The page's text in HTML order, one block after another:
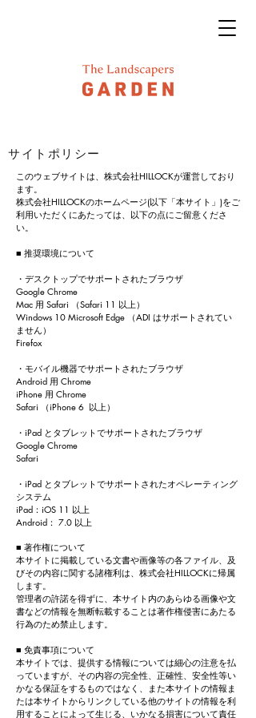
サイトポリシー
このウェブサイトは、株式会社HILLOCKが運営しており
ます。
株式会社HILLOCKのホームページ(以下「本サイト」)をご
利用いただくにあたっては、以下の点にご留意くださ
い。
■ 推奨環境について
・デスクトップでサポートされたブラウザ
Google Chrome
Mac 用 Safari （Safari 11 以上）
Windows 10 Microsoft Edge （ADI はサポートされてい
ません）
Firefox
・モバイル機器でサポートされたブラウザ
Android 用 Chrome
iPhone 用 Chrome
Safari （iPhone 6 以上）
・iPad とタブレットでサポートされたブラウザ
Google Chrome
Safari
・iPad とタブレットでサポートされたオペレーティング
システム
iPad：iOS 11 以上
Android： 7.0 以上
■ 著作権について
本サイトに掲載している文書や画像等の各ファイル、及
びその内容に関する諸権利は、株式会社HILLOCKに帰属
します。
管理者の許諾を得ずに、本サイト内のあらゆる画像や文
書などの情報を無断転載することは著作権侵害にあたる
行為のため禁止します。
■ 免責事項について
本サイトでは、提供する情報については細心の注意を払
っていますが、その内容の完全性、正確性、安全性等い
かなる保証をするものではなく、また本サイトの情報ま
たは本サイトからリンクしている他のサイトの情報を利
用することによって生じる、いかなる損害について責任